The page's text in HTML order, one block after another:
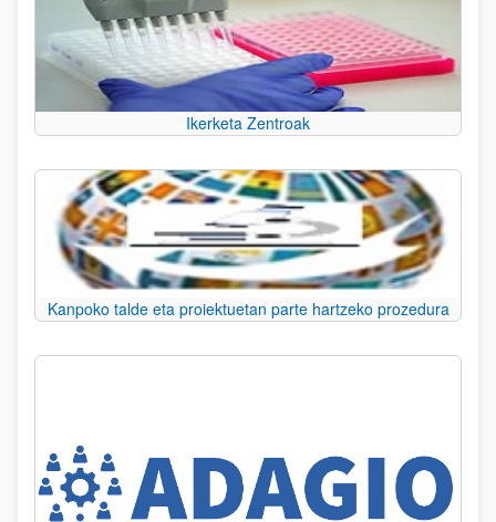
Ikerketa Zentroak
Kanpoko talde eta proiektuetan parte hartzeko prozedura